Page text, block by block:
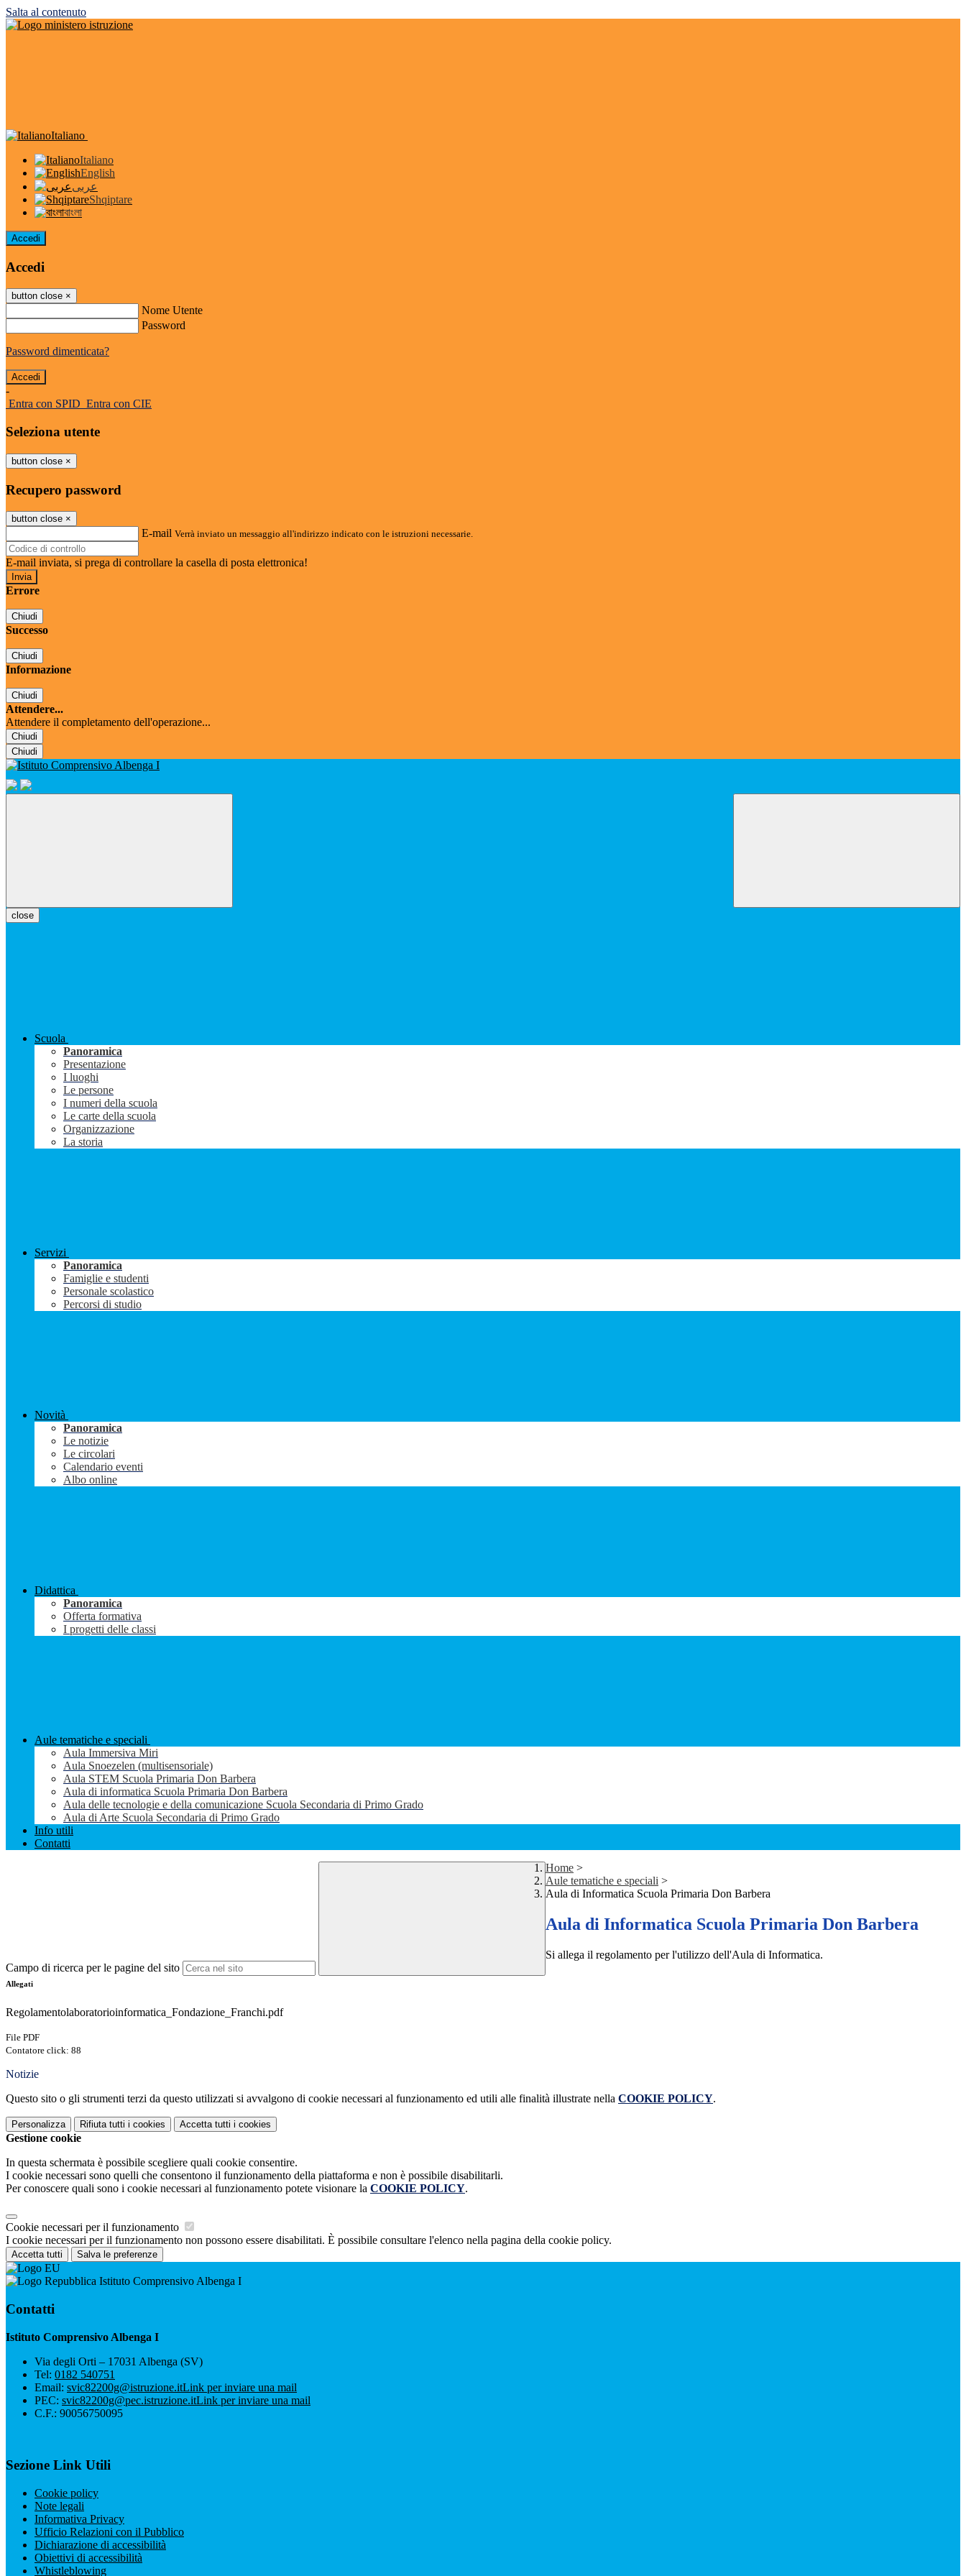
Salta al contenuto
Italiano
Italiano
English
عربى
Shqiptare
বাংলা
Accedi
Accedi
button close ×
Nome Utente
Password
Password dimenticata?
-
Entra con SPID Entra con CIE
Seleziona utente
button close ×
Recupero password
button close ×
E-mail Verrà inviato un messaggio all'indirizzo indicato con le istruzioni necessarie.
E-mail inviata, si prega di controllare la casella di posta elettronica!
Errore
Chiudi
Successo
Chiudi
Informazione
Chiudi
Attendere...
Attendere il completamento dell'operazione...
Chiudi
Chiudi
close
Scuola
Panoramica
Presentazione
I luoghi
Le persone
I numeri della scuola
Le carte della scuola
Organizzazione
La storia
Servizi
Panoramica
Famiglie e studenti
Personale scolastico
Percorsi di studio
Novità
Panoramica
Le notizie
Le circolari
Calendario eventi
Albo online
Didattica
Panoramica
Offerta formativa
I progetti delle classi
Aule tematiche e speciali
Aula Immersiva Miri
Aula Snoezelen (multisensoriale)
Aula STEM Scuola Primaria Don Barbera
Aula di informatica Scuola Primaria Don Barbera
Aula delle tecnologie e della comunicazione Scuola Secondaria di Primo Grado
Aula di Arte Scuola Secondaria di Primo Grado
Info utili
Contatti
Campo di ricerca per le pagine del sito
Home >
Aule tematiche e speciali >
Aula di Informatica Scuola Primaria Don Barbera
Aula di Informatica Scuola Primaria Don Barbera
Si allega il regolamento per l'utilizzo dell'Aula di Informatica.
Allegati
Regolamentolaboratorioinformatica_Fondazione_Franchi.pdf
File PDF
Contatore click: 88
Notizie
Questo sito o gli strumenti terzi da questo utilizzati si avvalgono di cookie necessari al funzionamento ed utili alle finalità illustrate nella COOKIE POLICY.
Personalizza Rifiuta tutti i cookies Accetta tutti i cookies
Gestione cookie
In questa schermata è possibile scegliere quali cookie consentire.
I cookie necessari sono quelli che consentono il funzionamento della piattaforma e non è possibile disabilitarli.
Per conoscere quali sono i cookie necessari al funzionamento potete visionare la COOKIE POLICY.
Cookie necessari per il funzionamento
I cookie necessari per il funzionamento non possono essere disabilitati. È possibile consultare l'elenco nella pagina della cookie policy.
Accetta tutti Salva le preferenze
Istituto Comprensivo Albenga I
Contatti
Istituto Comprensivo Albenga I
Via degli Orti – 17031 Albenga (SV)
Tel: 0182 540751
Email: svic82200g@istruzione.itLink per inviare una mail
PEC: svic82200g@pec.istruzione.itLink per inviare una mail
C.F.: 90056750095
Sezione Link Utili
Cookie policy
Note legali
Informativa Privacy
Ufficio Relazioni con il Pubblico
Dichiarazione di accessibilità
Obiettivi di accessibilità
Whistleblowing